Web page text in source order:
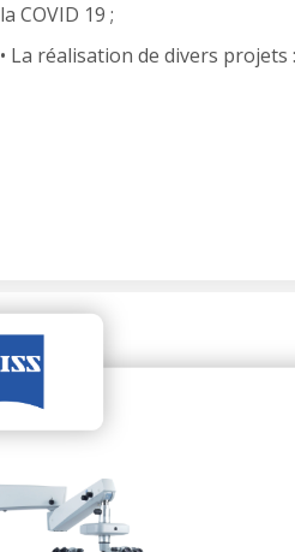
la COVID 19 ;
• La réalisation de divers